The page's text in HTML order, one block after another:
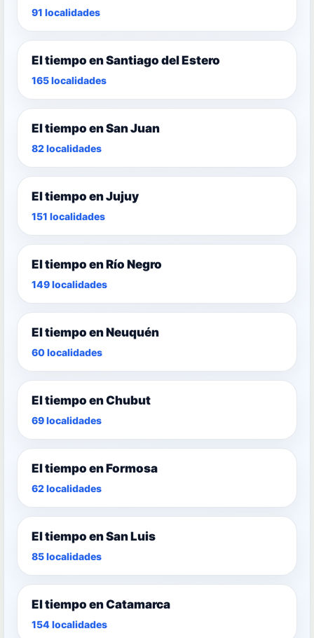
91 localidades
El tiempo en Santiago del Estero
165 localidades
El tiempo en San Juan
82 localidades
El tiempo en Jujuy
151 localidades
El tiempo en Río Negro
149 localidades
El tiempo en Neuquén
60 localidades
El tiempo en Chubut
69 localidades
El tiempo en Formosa
62 localidades
El tiempo en San Luis
85 localidades
El tiempo en Catamarca
154 localidades